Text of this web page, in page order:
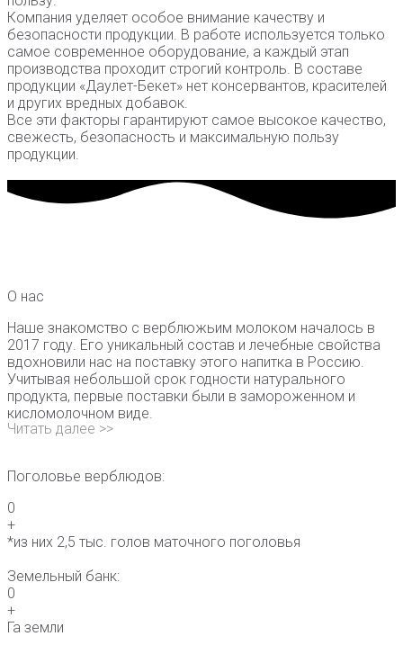
Компания уделяет особое внимание качеству и
безопасности продукции. В работе используется только
самое современное оборудование, а каждый этап
производства проходит строгий контроль. В составе
продукции «Даулет-Бекет» нет консервантов, красителей
и других вредных добавок.
Все эти факторы гарантируют самое высокое качество,
свежесть, безопасность и максимальную пользу
продукции.
О нас
Наше знакомство с верблюжьим молоком началось в
2017 году. Его уникальный состав и лечебные свойства
вдохновили нас на поставку этого напитка в Россию.
Учитывая небольшой срок годности натурального
продукта, первые поставки были в замороженном и
кисломолочном виде.
Читать далее >>
Поголовье верблюдов:
0
+
*из них 2,5 тыс. голов маточного поголовья
Земельный банк:
0
+
Га земли